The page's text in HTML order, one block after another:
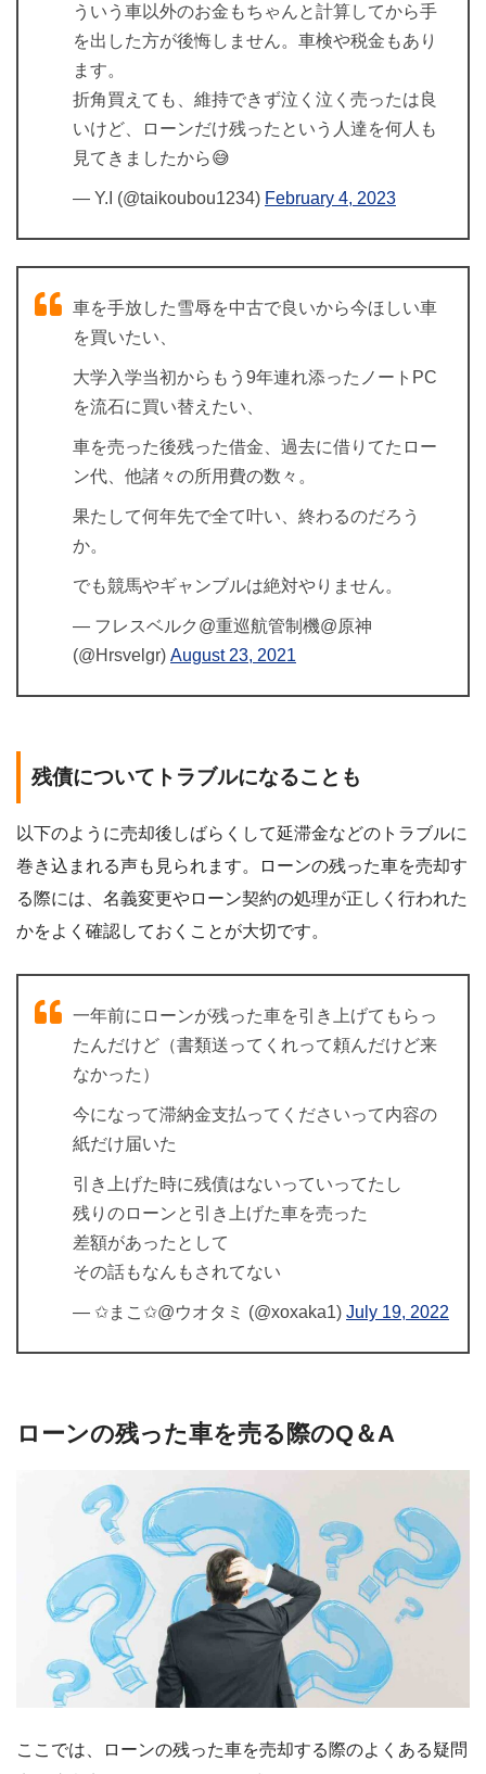
ういう車以外のお金もちゃんと計算してから手
を出した方が後悔しません。車検や税金もあり
ます。
折角買えても、維持できず泣く泣く売ったは良
いけど、ローンだけ残ったという人達を何人も
見てきましたから😅
— Y.I (@taikoubou1234) February 4, 2023
車を手放した雪辱を中古で良いから今ほしい車
を買いたい、
大学入学当初からもう9年連れ添ったノートPC
を流石に買い替えたい、
車を売った後残った借金、過去に借りてたロー
ン代、他諸々の所用費の数々。
果たして何年先で全て叶い、終わるのだろう
か。
でも競馬やギャンブルは絶対やりません。
— フレスベルク@重巡航管制機@原神
(@Hrsvelgr) August 23, 2021
残債についてトラブルになることも
以下のように売却後しばらくして延滞金などのトラブルに
巻き込まれる声も見られます。ローンの残った車を売却す
る際には、名義変更やローン契約の処理が正しく行われた
かをよく確認しておくことが大切です。
一年前にローンが残った車を引き上げてもらっ
たんだけど（書類送ってくれって頼んだけど来
なかった）
今になって滞納金支払ってくださいって内容の
紙だけ届いた
引き上げた時に残債はないっていってたし
残りのローンと引き上げた車を売った
差額があったとして
その話もなんもされてない
— ✩まこ✩@ウオタミ (@xoxaka1) July 19, 2022
ローンの残った車を売る際のQ＆A
ここでは、ローンの残った車を売却する際のよくある疑問